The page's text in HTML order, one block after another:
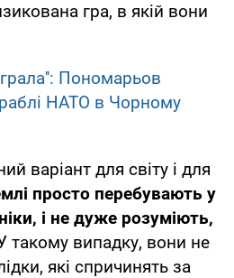
гра, в якій вони
Пономарьов
НАТО в Чорному
варіант для світу і для
просто перебувають у
і не дуже розуміють,
такому випадку, вони не
які спричинять за